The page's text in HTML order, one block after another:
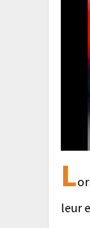
L
leur